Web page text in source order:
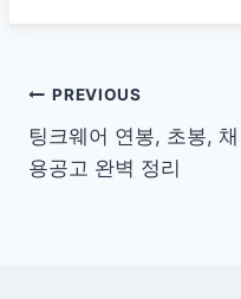
글
탐
PREVIOUS
팅크웨어 연봉, 초봉, 채
용공고 완벽 정리